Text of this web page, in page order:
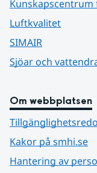
Luftkvalitet
SIMAIR
Sjöar och
Om webbplatsen
Kakor på smhi.se
Hantering av